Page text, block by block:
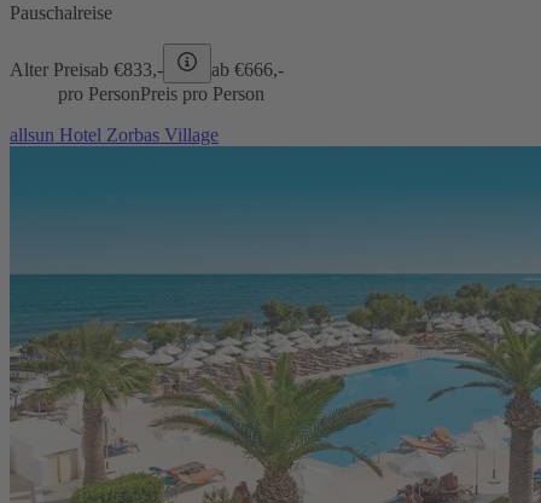
Pauschalreise
Alter Preisab €833,- ab €666,-
pro PersonPreis pro Person
allsun Hotel Zorbas Village